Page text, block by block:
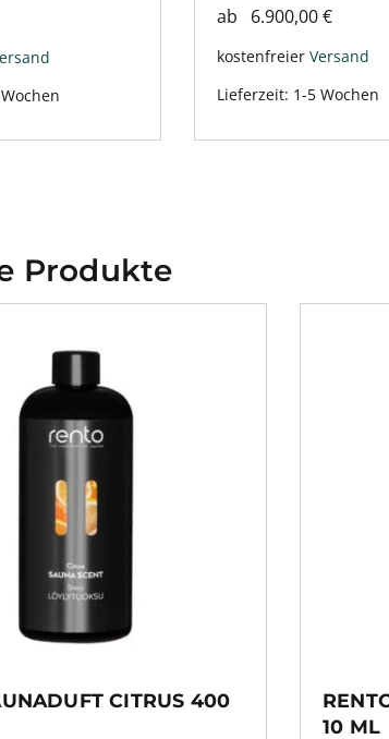
ab 6.900,00€
kostenfreier Versand
Lieferzeit: 1-5 Wochen
Produkte
CITRUS 400
10 ML